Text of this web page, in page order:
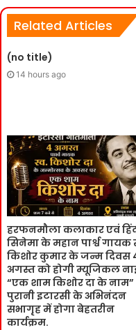
Related Articles
(no title)
14 hours ago
हरफनमौला कलाकार एवं
सिनेमा के महान पार्श्व गायक
किशोर कुमार के जन्म दिवस
अगस्त को होगी म्यूजिकल
“एक शाम किशोर दा के नाम”
पुरानी इटारसी के अभिनंदन
सभागृह में होगा बेहतरीन
कार्यक्रम.